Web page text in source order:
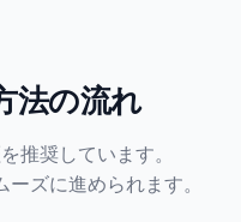
法の流れ
推奨しています。
ズに進められます。